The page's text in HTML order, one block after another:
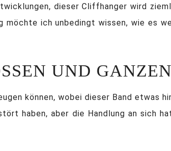
dieser Cliffhanger wird
ich unbedingt wissen, wie es
UND GANZEN…
können, wobei dieser Band etwas
haben, aber die Handlung an sich